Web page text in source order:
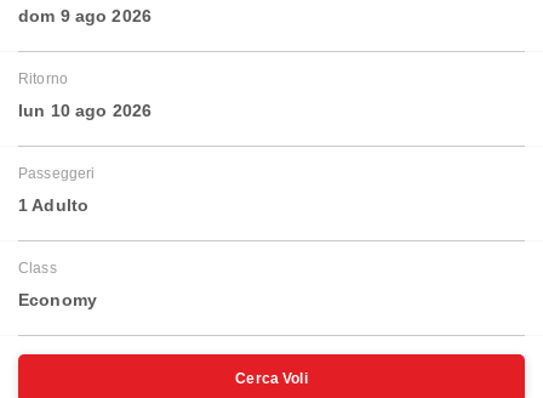
dom 9 ago 2026
Ritorno
lun 10 ago 2026
Passeggeri
1 Adulto
Class
Economy
Cerca Voli